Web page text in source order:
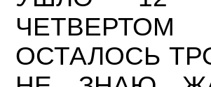
ОСТАЛОСЬ